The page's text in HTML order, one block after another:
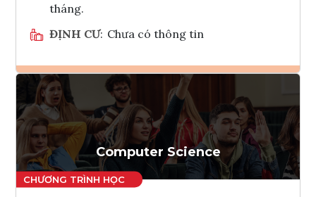
tháng.
ĐỊNH CƯ: Chưa có thông tin
Ghi danh
Tham vấn Interlink
Computer Science